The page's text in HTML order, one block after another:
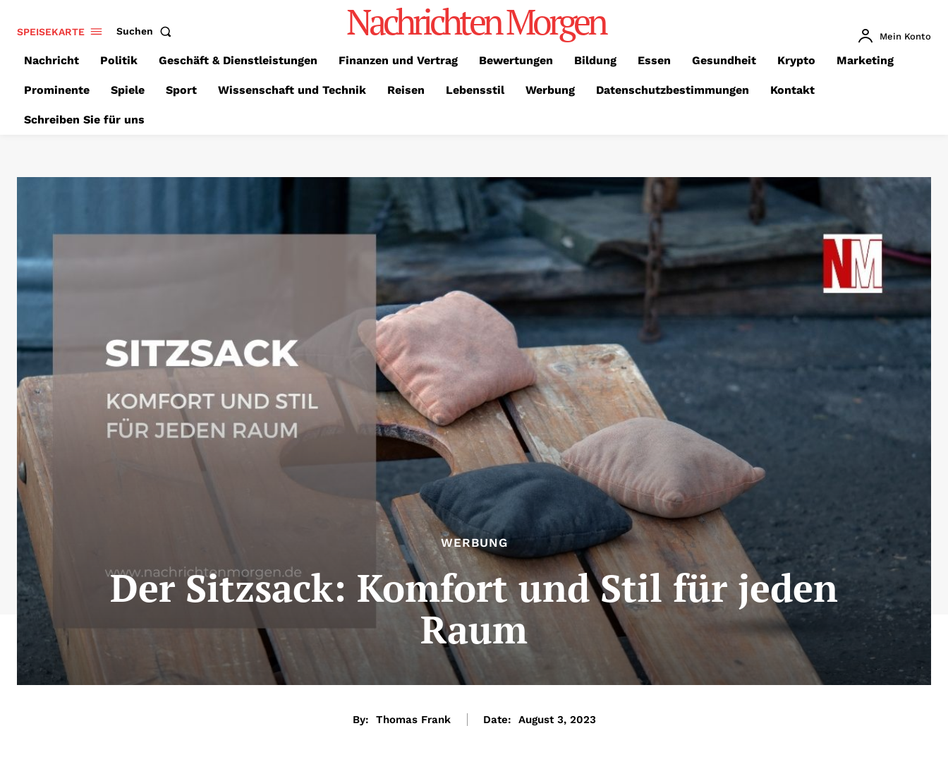
SPEISEKARTE Suchen Nachrichten Morgen Mein Konto
Nachricht Politik Geschäft & Dienstleistungen Finanzen und Vertrag Bewertungen Bildung Essen Gesundheit Krypto Marketing
Prominente Spiele Sport Wissenschaft und Technik Reisen Lebensstil Werbung Datenschutzbestimmungen Kontakt
Schreiben Sie für uns
WERBUNG
Der Sitzsack: Komfort und Stil für jeden
Raum
By: Thomas Frank Date: August 3, 2023